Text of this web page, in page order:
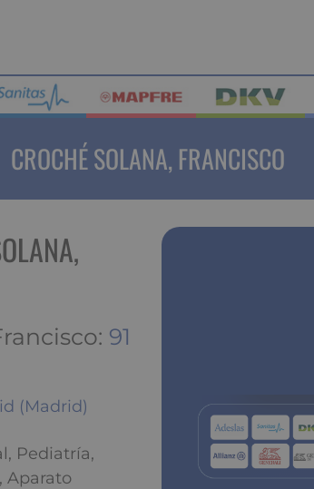
CROCHÉ SOLANA, FRANCISCO
91
(Madrid)
Pediatría,
Aparato